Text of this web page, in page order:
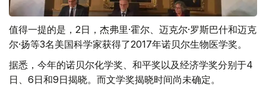
值得一提的是，2日，杰弗里·霍尔、迈克尔·罗斯巴什和迈克
尔·扬等3名美国科学家获得了2017年诺贝尔生物医学奖。
据悉，今年的诺贝尔化学奖、和平奖以及经济学奖分别于4
日、6日和9日揭晓。而文学奖揭晓时间尚未确定。